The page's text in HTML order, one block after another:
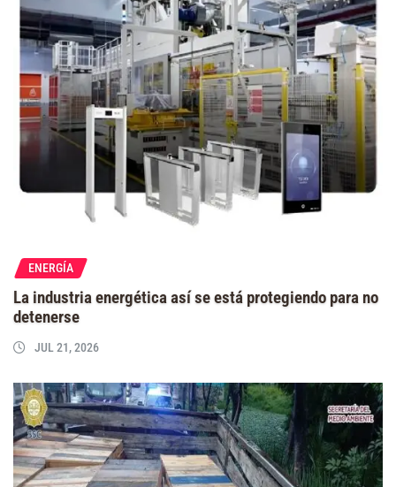
ENERGÍA
La industria energética así se está protegiendo para no
detenerse
JUL 21, 2026